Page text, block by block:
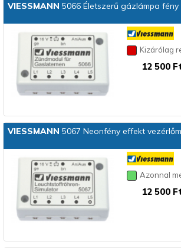
VIESSMANN 5066 Életszerű gázlámpa
Kizárólag
12 500
VIESSMANN 5067 Neonfény effekt
Azonnal
12 500